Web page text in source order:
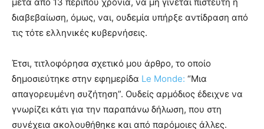
διαβεβαίωση, όμως, ναι, ουδεμία υπήρξε αντίδραση από
τις τότε ελληνικές κυβερνήσεις.
Έτσι, τιτλοφόρησα σχετικό μου άρθρο, το οποίο
δημοσιεύτηκε στην εφημερίδα Le Monde: “Μια
απαγορευμένη συζήτηση”. Ουδείς αρμόδιος έδειχνε να
γνωρίζει κάτι για την παραπάνω δήλωση, που στη
συνέχεια ακολουθήθηκε και από παρόμοιες άλλες.